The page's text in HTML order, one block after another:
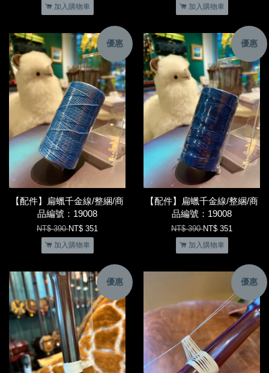
加入購物車 加入購物車
優惠
【配件】扁蠟千金線/整綑/商
品編號：19008
NT$ 390NT$ 351
加入購物車
優惠
【配件】扁蠟千金線/整綑/商
品編號：19008
NT$ 390NT$ 351
加入購物車
優惠 優惠